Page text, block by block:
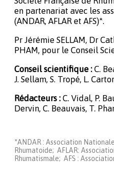
en partenariat avec les
(ANDAR, AFLAR et AFS)*.
Pr Jérémie SELLAM, Dr
PHAM, pour le Conseil
Conseil scientifique : C.
J. Sellam, S. Tropé, L.
Rédacteurs : C. Vidal, P.
Dervin, C. Beauvais, T.
*ANDAR : Association
Rhumatoide; AFLAR:
Rhumatismale; AFS :